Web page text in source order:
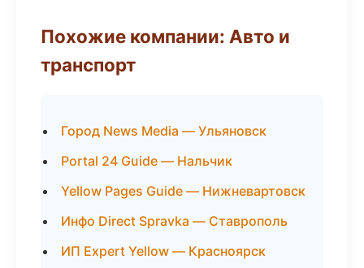
Похожие компании: Авто и
транспорт
Город News Media — Ульяновск
Portal 24 Guide — Нальчик
Yellow Pages Guide — Нижневартовск
Инфо Direct Spravka — Ставрополь
ИП Expert Yellow — Красноярск